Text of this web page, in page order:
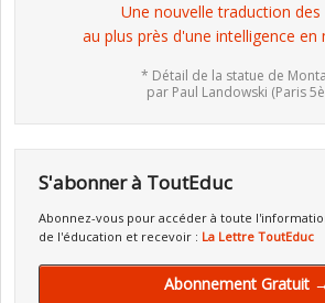
Une nouvelle traduction des
au plus près d'une intelligence en
* Détail de la statue de
par Paul Landowski (Paris
S'abonner à ToutEduc
Abonnez-vous pour accéder à toute
de l'éducation et recevoir : La Lettre ToutEduc
Abonnement Gratuit →